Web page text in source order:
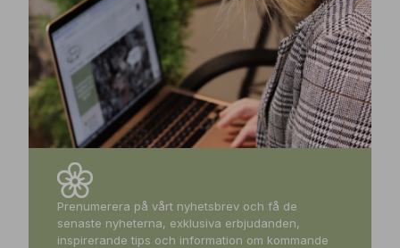
Prenumerera på vårt nyhetsbrev och få de
senaste nyheterna, exklusiva erbjudanden,
inspirerande tips och information om kommande